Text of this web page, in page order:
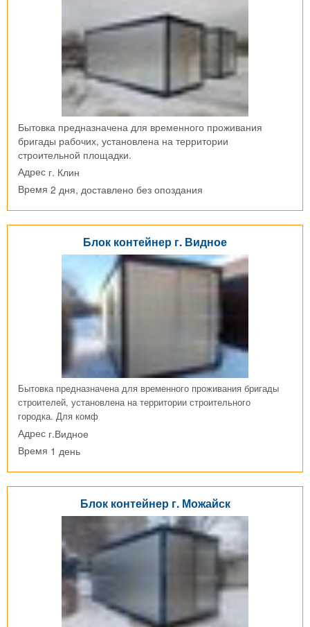
Бытовка предназначена для временного проживания
бригады рабочих, установлена на территории
строительной площадки.
Адрес г. Клин
Время 2 дня, доставлено без опоздания
Блок контейнер г. Видное
Бытовка предназначена для временного проживания бригады
строителей, установлена на территории строительного
городка. Для комф
Адрес г.Видное
Время 1 день
Блок контейнер г. Можайск